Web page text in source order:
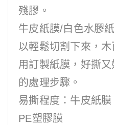
殘膠。
牛皮紙膜/白色水膠
以輕鬆切割下來，
用訂製紙膜，好撕
的處理步驟。
易撕程度：牛皮紙
PE塑膠膜